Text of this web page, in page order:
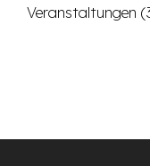
Veranstaltungen